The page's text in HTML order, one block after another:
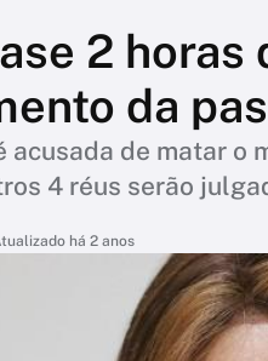
2 horas
da
acusada de matar o
4 réus serão
há 2 anos